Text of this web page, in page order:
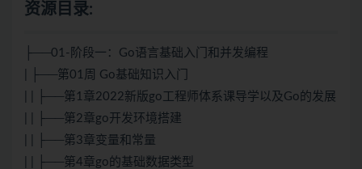
资源目录:
├──01-阶段一：Go语言基础入门和并发编程
| ├──第01周 Go基础知识入门
| | ├──第1章2022新版go工程师体系课导学以及Go的发展
| | ├──第2章go开发环境搭建
| | ├──第3章变量和常量
| | ├──第4章go的基础数据类型